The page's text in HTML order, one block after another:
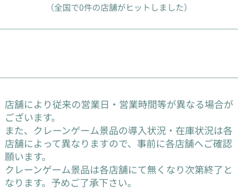
（全国で0件の店舗がヒットしました）
店舗により従来の営業日・営業時間等が異なる場合が
ございます。
また、クレーンゲーム景品の導入状況・在庫状況は各
店舗によって異なりますので、事前に各店舗へご確認
願います。
クレーンゲーム景品は各店舗にて無くなり次第終了と
なります。予めご了承下さい。